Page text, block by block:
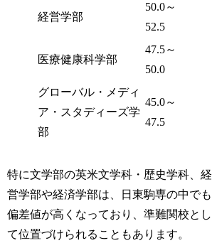
経営学部
50.0～
52.5
医療健康科学部
47.5～
50.0
グローバル・メディ
ア・スタディーズ学
部
45.0～
47.5
特に文学部の英米文学科・歴史学科、経
営学部や経済学部は、日東駒専の中でも
偏差値が高くなっており、準難関校とし
て位置づけられることもあります。